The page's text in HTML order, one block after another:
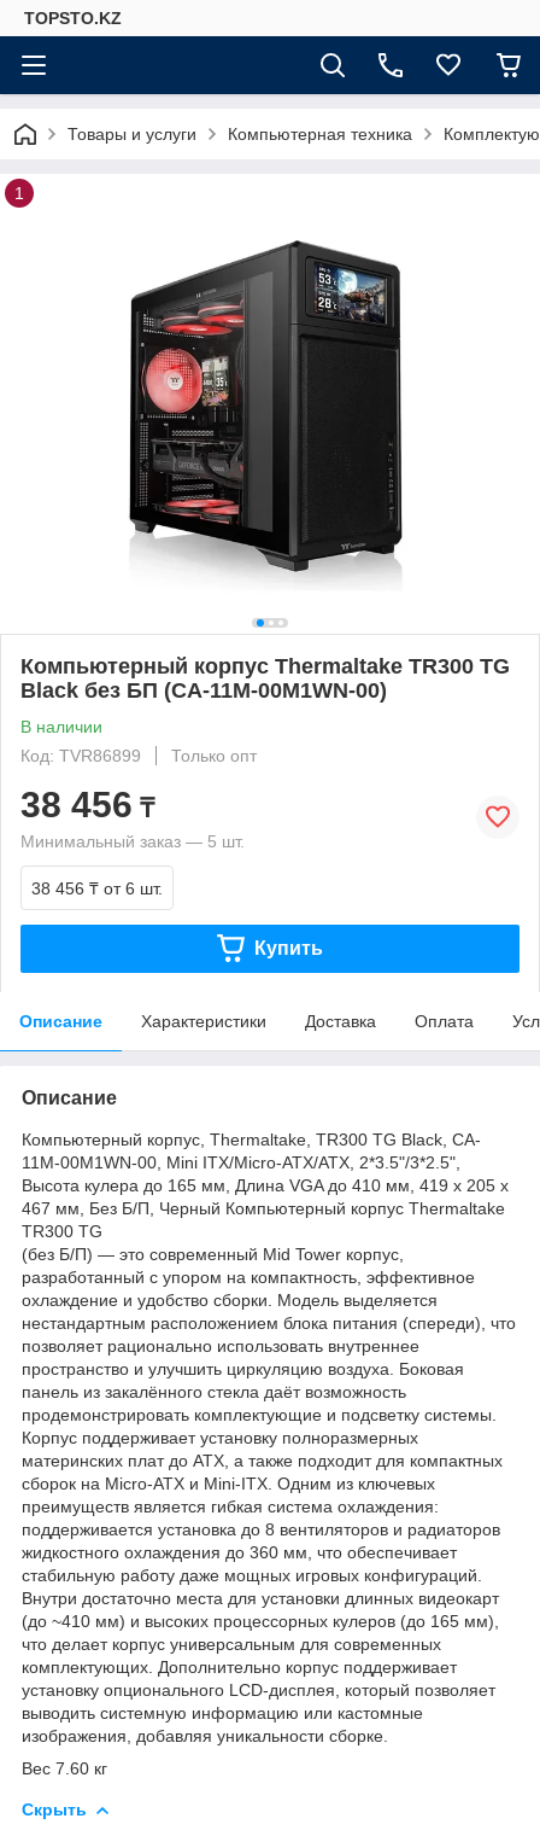
TOPSTO.KZ
Товары и услуги Компьютерная техника
1
Компьютерный корпус Thermaltake TR300 TG
Black без БП (CA-11M-00M1WN-00)
В наличии
Код: TVR86899
Только опт
38 456 ₸
Минимальный заказ — 5 шт.
38 456 ₸ от 6 шт.
Купить
Описание Характеристики Доставка Оплата
Описание
Компьютерный корпус, Thermaltake, TR300 TG Black, CA-
11M-00M1WN-00, Mini ITX/Micro-ATX/ATX, 2*3.5"/3*2.5",
Высота кулера до 165 мм, Длина VGA до 410 мм, 419 x 205 x
467 мм, Без Б/П, Черный Компьютерный корпус Thermaltake
TR300 TG
(без Б/П) — это современный Mid Tower корпус,
разработанный с упором на компактность, эффективное
охлаждение и удобство сборки. Модель выделяется
нестандартным расположением блока питания (спереди), что
позволяет рационально использовать внутреннее
пространство и улучшить циркуляцию воздуха. Боковая
панель из закалённого стекла даёт возможность
продемонстрировать комплектующие и подсветку системы.
Корпус поддерживает установку полноразмерных
материнских плат до ATX, а также подходит для компактных
сборок на Micro-ATX и Mini-ITX. Одним из ключевых
преимуществ является гибкая система охлаждения:
поддерживается установка до 8 вентиляторов и радиаторов
жидкостного охлаждения до 360 мм, что обеспечивает
стабильную работу даже мощных игровых конфигураций.
Внутри достаточно места для установки длинных видеокарт
(до ~410 мм) и высоких процессорных кулеров (до 165 мм),
что делает корпус универсальным для современных
комплектующих. Дополнительно корпус поддерживает
установку опционального LCD-дисплея, который позволяет
выводить системную информацию или кастомные
изображения, добавляя уникальности сборке.
Вес 7.60 кг
Скрыть